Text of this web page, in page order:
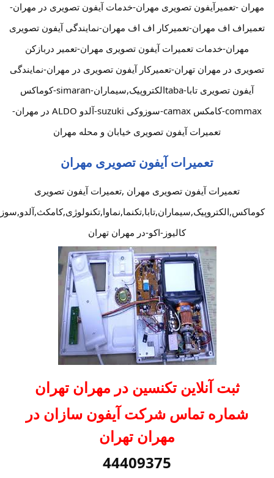
مهران -تعمیرآیفون تصویری مهران-خدمات آیفون تصویری در مهران-
تعمیراف اف مهران-تعمیرکار اف اف مهران-نمایندگی آیفون تصویری
مهران-خدمات تعمیرات آیفون تصویری مهران-تعمیر دربازکن
تصویری در مهران تهران-تعمیرکار آیفون تصویری در مهران-نمایندگی
آیفون تصویری تابا-tabaالکتروپیک,سیماران-simaran-کوماکس
commax-کامکس camax-سوزوکی suzuki-آلدو ALDO در مهران-
تعمیرات آیفون تصویری خیابان و محله مهران
تعمیرات آیفون تصویری مهران
تعمیرات آیفون تصویری مهران ,تعمیرات آیفون تصویری
کالیوز-اکو-در مهران تهران
ثبت آنلاین تکنسین در مهران تهران
شماره تماس شرکت آیفون سازان در
مهران تهران
44409375